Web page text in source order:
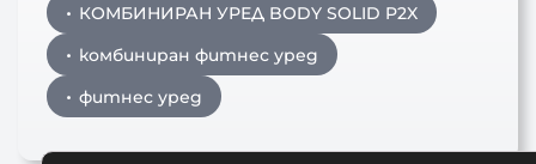
КОМБИНИРАН УРЕД BODY SOLID P2X
комбиниран фитнес уред
фитнес уред